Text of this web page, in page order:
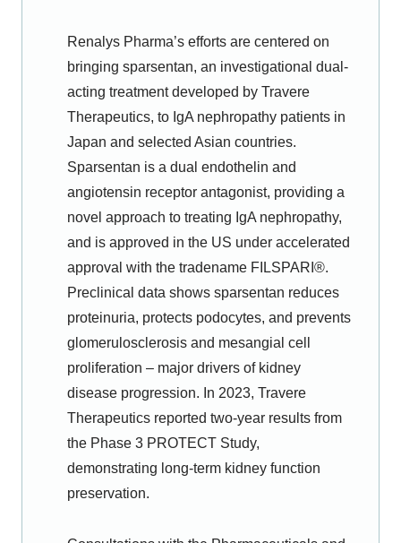
Renalys Pharma’s efforts are centered on
bringing sparsentan, an investigational dual-
acting treatment developed by Travere
Therapeutics, to IgA nephropathy patients in
Japan and selected Asian countries.
Sparsentan is a dual endothelin and
angiotensin receptor antagonist, providing a
novel approach to treating IgA nephropathy,
and is approved in the US under accelerated
approval with the tradename FILSPARI®.
Preclinical data shows sparsentan reduces
proteinuria, protects podocytes, and prevents
glomerulosclerosis and mesangial cell
proliferation – major drivers of kidney
disease progression. In 2023, Travere
Therapeutics reported two-year results from
the Phase 3 PROTECT Study,
demonstrating long-term kidney function
preservation.